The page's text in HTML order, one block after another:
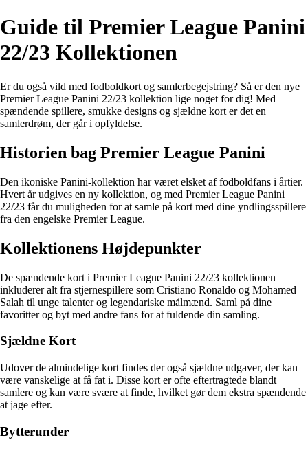
Guide til Premier League Panini
22/23 Kollektionen
Er du også vild med fodboldkort og samlerbegejstring? Så er den nye
Premier League Panini 22/23 kollektion lige noget for dig! Med
spændende spillere, smukke designs og sjældne kort er det en
samlerdrøm, der går i opfyldelse.
Historien bag Premier League Panini
Den ikoniske Panini-kollektion har været elsket af fodboldfans i årtier.
Hvert år udgives en ny kollektion, og med Premier League Panini
22/23 får du muligheden for at samle på kort med dine yndlingsspillere
fra den engelske Premier League.
Kollektionens Højdepunkter
De spændende kort i Premier League Panini 22/23 kollektionen
inkluderer alt fra stjernespillere som Cristiano Ronaldo og Mohamed
Salah til unge talenter og legendariske målmænd. Saml på dine
favoritter og byt med andre fans for at fuldende din samling.
Sjældne Kort
Udover de almindelige kort findes der også sjældne udgaver, der kan
være vanskelige at få fat i. Disse kort er ofte eftertragtede blandt
samlere og kan være svære at finde, hvilket gør dem ekstra spændende
at jage efter.
Bytterunder